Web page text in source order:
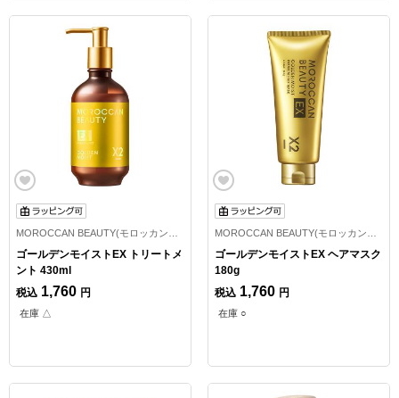
MOROCCAN BEAUTY(モロッカンビューティ)
ゴールデンモイストEX トリートメ
ント 430ml
税込 1,760 円
在庫 △
MOROCCAN BEAUTY(モロッカンビューティ)
ゴールデンモイストEX ヘアマスク
180g
税込 1,760 円
在庫 ○